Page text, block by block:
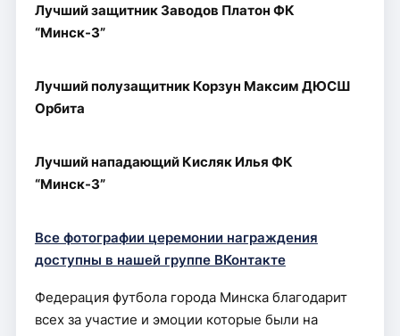
Лучший защитник Заводов Платон ФК
“Минск-3”
Лучший полузащитник Корзун Максим ДЮСШ
Орбита
Лучший нападающий Кисляк Илья ФК
“Минск-3”
Все фотографии церемонии награждения
доступны в нашей группе ВКонтакте
Федерация футбола города Минска благодарит
всех за участие и эмоции которые были на